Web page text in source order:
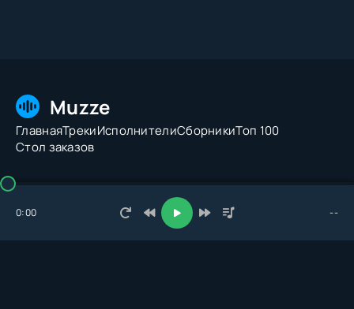
Muzze
ГлавнаяТрекиИсполнителиСборникиТоп 100
Стол заказов
© 2026 Muzze.net. Все права защищены. Администрация:
0:00 --